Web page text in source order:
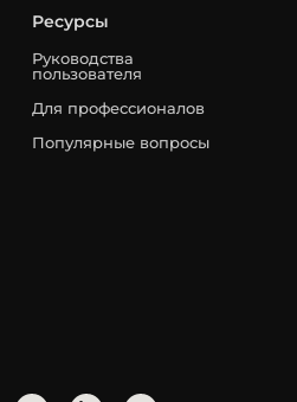
Ресурсы
Руководства
пользователя
Для профессионалов
Популярные вопросы